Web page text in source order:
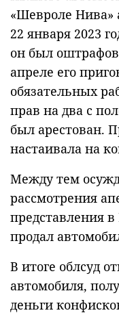
«Шевроле Нива»
22 января 2023
он был
апреле его
обязательных
прав на два с
был арестован.
настаивала на
Между тем
рассмотрения
представления
продал
В итоге облсуд
автомобиля,
деньги